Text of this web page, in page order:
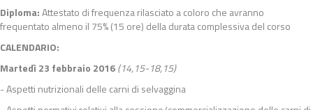
Diploma:Attestato di frequenza rilasciato a coloro che avranno
frequentato almeno il 75% (15 ore) della durata complessiva del corso
CALENDARIO:
Martedì 23 febbraio 2016(14,15-18,15)
- Aspetti nutrizionali delle carni di selvaggina